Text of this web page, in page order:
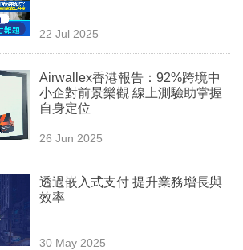
22 Jul 2025
Airwallex香港報告：92%跨境中
小企對前景樂觀 線上測驗助掌握
自身定位
26 Jun 2025
透過嵌入式支付 提升業務增長與
效率
30 May 2025